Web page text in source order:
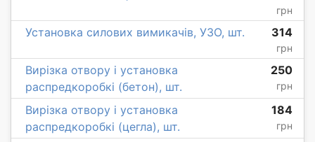
грн
Установка силових вимикачів, УЗО, шт. 314
грн
Вирізка отвору і установка
распредкоробкі (бетон), шт.
250
грн
Вирізка отвору і установка
распредкоробкі (цегла), шт.
184
грн